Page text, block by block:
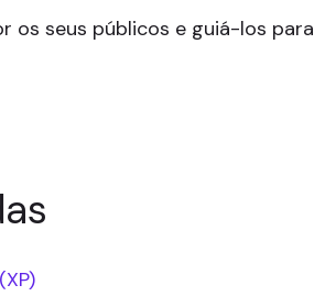
os seus públicos e guiá-los para